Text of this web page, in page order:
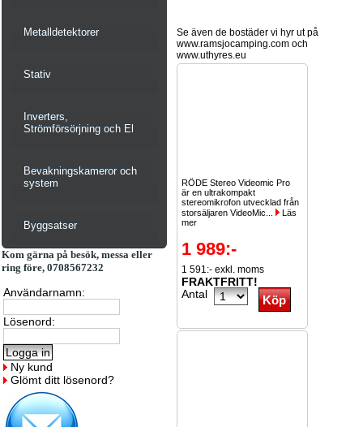
Metalldetektorer
Stativ
Inverters,
Strömförsörjning och El
Bevakningskameror och
system
Byggsatser
Kom gärna på besök, messa eller
ring före, 0708567232
Användarnamn:
Lösenord:
Ny kund
Glömt ditt lösenord?
Se även de bostäder vi hyr ut på
www.ramsjocamping.com och
www.uthyres.eu
RÖDE Stereo Videomic Pro
är en ultrakompakt
stereomikrofon utvecklad från
storsäljaren VideoMic...
Läs
mer
1 989:-
1 591:- exkl. moms
FRAKTFRITT!
Antal